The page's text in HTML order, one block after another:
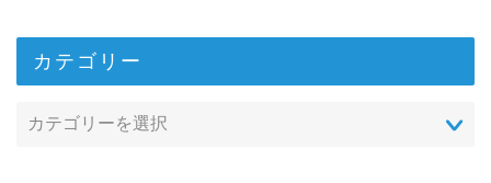
カテゴリー